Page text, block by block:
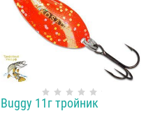
Buggy 11г тройник